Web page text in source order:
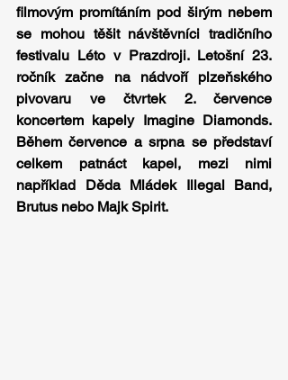
filmovým promítáním pod širým nebem
se mohou těšit návštěvníci tradičního
festivalu Léto v Prazdroji. Letošní 23.
ročník začne na nádvoří plzeňského
pivovaru ve čtvrtek 2. července
koncertem kapely Imagine Diamonds.
Během července a srpna se představí
celkem patnáct kapel, mezi nimi
například Děda Mládek Illegal Band,
Brutus nebo Majk Spirit.